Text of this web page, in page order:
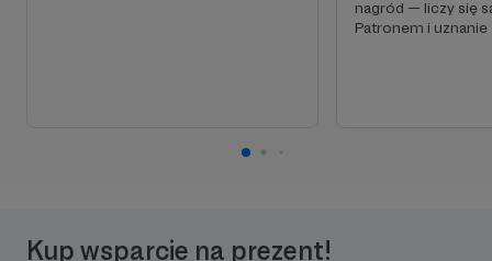
nagród — liczy się
Patronem i uznanie
Kup wsparcie na prezent!